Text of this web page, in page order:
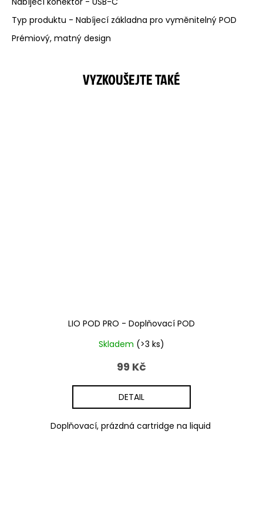
Typ produktu - Nabíjecí základna pro vyměnitelný POD
Prémiový, matný design
LIO POD PRO - Doplňovací POD
Skladem (>3 ks)
99 Kč
DETAIL
Doplňovací, prázdná cartridge na liquid